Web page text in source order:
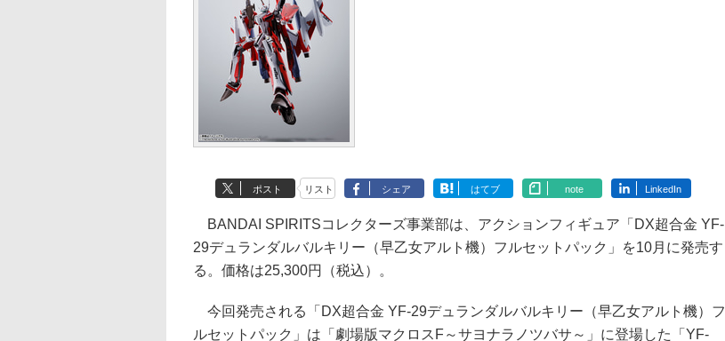
ポスト リスト シェア はてブ note LinkedIn
BANDAI SPIRITSコレクターズ事業部は、アクションフィギュア「DX超合金 YF-
29デュランダルバルキリー（早乙女アルト機）フルセットパック」を10月に発売す
る。価格は25,300円（税込）。
今回発売される「DX超合金 YF-29デュランダルバルキリー（早乙女アルト機）フ
ルセットパック」は「劇場版マクロスF～サヨナラノツバサ～」に登場した「YF-